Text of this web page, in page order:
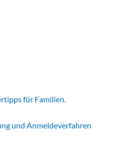
für Familien.
und Anmeldeverfahren